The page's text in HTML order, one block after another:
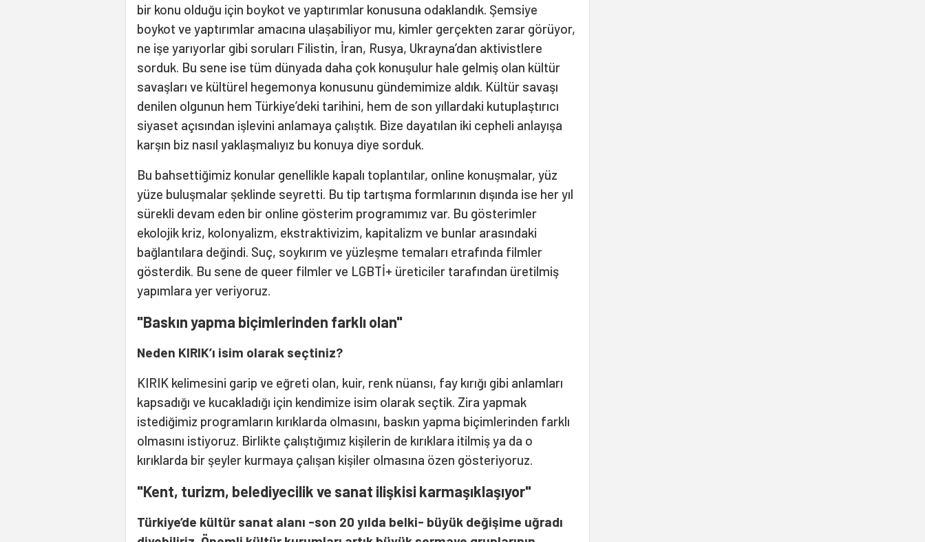
bir konu olduğu için boykot ve yaptırımlar konusuna odaklandık. Şemsiye
boykot ve yaptırımlar amacına ulaşabiliyor mu, kimler gerçekten zarar görüyor,
ne işe yarıyorlar gibi soruları Filistin, İran, Rusya, Ukrayna’dan aktivistlere
sorduk. Bu sene ise tüm dünyada daha çok konuşulur hale gelmiş olan kültür
savaşları ve kültürel hegemonya konusunu gündemimize aldık. Kültür savaşı
denilen olgunun hem Türkiye’deki tarihini, hem de son yıllardaki kutuplaştırıcı
siyaset açısından işlevini anlamaya çalıştık. Bize dayatılan iki cepheli anlayışa
karşın biz nasıl yaklaşmalıyız bu konuya diye sorduk.
Bu bahsettiğimiz konular genellikle kapalı toplantılar, online konuşmalar, yüz
yüze buluşmalar şeklinde seyretti. Bu tip tartışma formlarının dışında ise her yıl
sürekli devam eden bir online gösterim programımız var. Bu gösterimler
ekolojik kriz, kolonyalizm, ekstraktivizim, kapitalizm ve bunlar arasındaki
bağlantılara değindi. Suç, soykırım ve yüzleşme temaları etrafında filmler
gösterdik. Bu sene de queer filmler ve LGBTİ+ üreticiler tarafından üretilmiş
yapımlara yer veriyoruz.
"Baskın yapma biçimlerinden farklı olan"
Neden KIRIK’ı isim olarak seçtiniz?
KIRIK kelimesini garip ve eğreti olan, kuir, renk nüansı, fay kırığı gibi anlamları
kapsadığı ve kucakladığı için kendimize isim olarak seçtik. Zira yapmak
istediğimiz programların kırıklarda olmasını, baskın yapma biçimlerinden farklı
olmasını istiyoruz. Birlikte çalıştığımız kişilerin de kırıklara itilmiş ya da o
kırıklarda bir şeyler kurmaya çalışan kişiler olmasına özen gösteriyoruz.
"Kent, turizm, belediyecilik ve sanat ilişkisi karmaşıklaşıyor"
Türkiye’de kültür sanat alanı -son 20 yılda belki- büyük değişime uğradı